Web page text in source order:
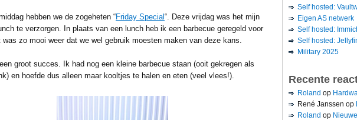
hebben we de zogeheten “Friday Special“. Deze vrijdag was het mijn
te verzorgen. In plaats van een lunch heb ik een barbecue geregeld voor
was zo mooi weer dat we wel gebruik moesten maken van deze kans.
groot succes. Ik had nog een kleine barbecue staan (ooit gekregen als
en hoefde dus alleen maar kooltjes te halen en eten (veel vlees!).
Self hosted:
Eigen AS netwerk
Self hosted:
Self hosted:
Military 2025
Recente
Roland op
René Janssen op
Roland op